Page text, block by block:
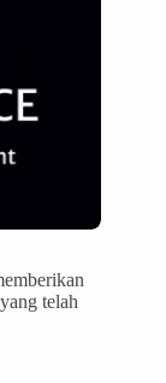
telah